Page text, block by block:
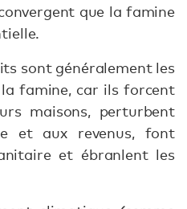
que la famine
sont généralement les
famine, car ils forcent
maisons, perturbent
et aux revenus, font
et ébranlent les